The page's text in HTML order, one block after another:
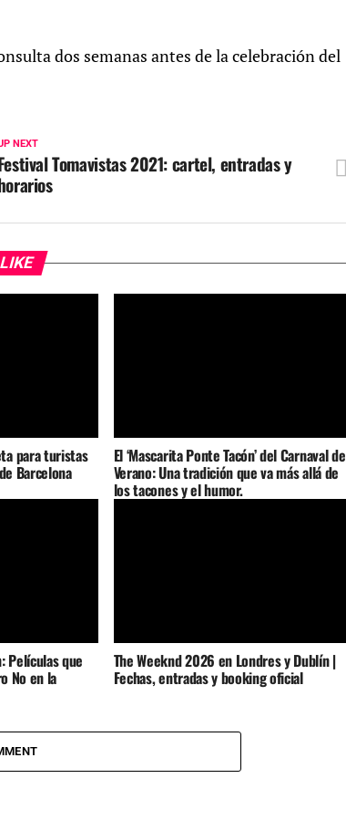
dos semanas antes de la celebración del
NEXT
Tomavistas 2021: cartel, entradas y
para turistas
Barcelona
El ‘Mascarita Ponte Tacón’ del Carnaval de
Verano: Una tradición que va más allá de
los tacones y el humor.
Películas que
No en la
The Weeknd 2026 en Londres y Dublín |
Fechas, entradas y booking oficial